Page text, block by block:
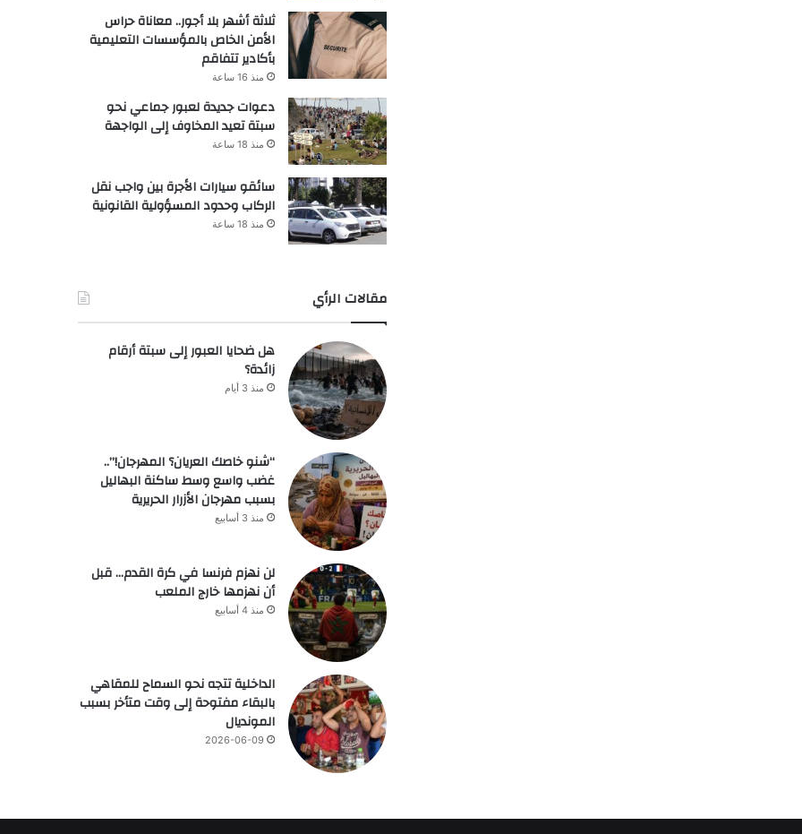
ثلاثة أشهر بلا أجور.. معاناة حراس
الأمن الخاص بالمؤسسات التعليمية
بأكادير تتفاقم
منذ 16 ساعة
دعوات جديدة لعبور جماعي نحو
سبتة تعيد المخاوف إلى الواجهة
منذ 18 ساعة
سائقو سيارات الأجرة بين واجب نقل
الركاب وحدود المسؤولية القانونية
منذ 18 ساعة
مقالات الرأي
هل ضحايا العبور إلى سبتة أرقام
زائدة؟
منذ 3 أيام
“شنو خاصك العريان؟ المهرجان!”..
غضب واسع وسط ساكنة البهاليل
بسبب مهرجان الأزرار الحريرية
منذ 3 أسابيع
لن نهزم فرنسا في كرة القدم… قبل
أن نهزمها خارج الملعب
منذ 4 أسابيع
الداخلية تتجه نحو السماح للمقاهي
بالبقاء مفتوحة إلى وقت متأخر بسبب
المونديال
2026-06-09